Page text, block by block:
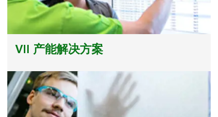
VII 产能解决方案